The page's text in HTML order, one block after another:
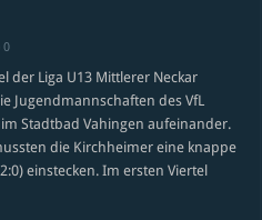
0
der Liga U13 Mittlerer Neckar
Jugendmannschaften des VfL
Stadtbad Vahingen aufeinander.
die Kirchheimer eine knappe
einstecken. Im ersten Viertel